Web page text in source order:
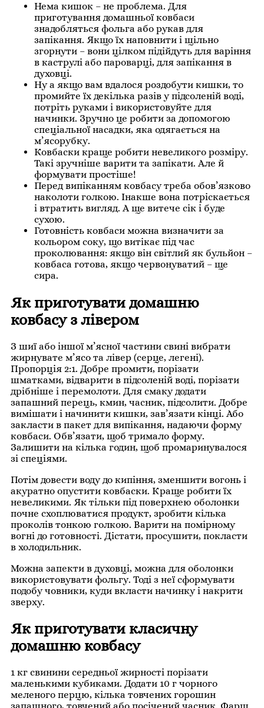
Нема кишок – не проблема. Для
приготування домашньої ковбаси
знадобляться фольга або рукав для
запікання. Якщо їх наповнити і щільно
згорнути – вони цілком підійдуть для варіння
в каструлі або пароварці, для запікання в
духовці.
Ну а якщо вам вдалося роздобути кишки, то
промийте їх декілька разів у підсоленій воді,
потріть руками і використовуйте для
начинки. Зручно це робити за допомогою
спеціальної насадки, яка одягається на
м’ясорубку.
Ковбаски краще робити невеликого розміру.
Такі зручніше варити та запікати. Але й
формувати простіше!
Перед випіканням ковбасу треба обов’язково
наколоти голкою. Інакше вона потріскається
і втратить вигляд. А ще витече сік і буде
сухою.
Готовність ковбаси можна визначити за
кольором соку, що витікає під час
проколювання: якщо він світлий як бульйон –
ковбаса готова, якщо червонуватий – ще
сира.
Як приготувати домашню
ковбасу з лівером
З шиї або іншої м’ясної частини свині вибрати
жирнувате м’ясо та лівер (серце, легені).
Пропорція 2:1. Добре промити, порізати
шматками, відварити в підсоленій воді, порізати
дрібніше і перемолоти. Для смаку додати
запашний перець, кмин, часник, підсолити. Добре
вимішати і начинити кишки, зав’язати кінці. Або
закласти в пакет для випікання, надаючи форму
ковбаси. Обв’язати, щоб тримало форму.
Залишити на кілька годин, щоб промаринувалося
зі спеціями.
Потім довести воду до кипіння, зменшити вогонь і
акуратно опустити ковбаски. Краще робити їх
невеликими. Як тільки під поверхнею оболонки
почне схоплюватися продукт, зробити кілька
проколів тонкою голкою. Варити на помірному
вогні до готовності. Дістати, просушити, покласти
в холодильник.
Можна запекти в духовці, можна для оболонки
використовувати фольгу. Тоді з неї сформувати
подобу човники, куди вкласти начинку і накрити
зверху.
Як приготувати класичну
домашню ковбасу
1 кг свинини середньої жирності порізати
маленькими кубиками. Додати 10 г чорного
меленого перцю, кілька товчених горошин